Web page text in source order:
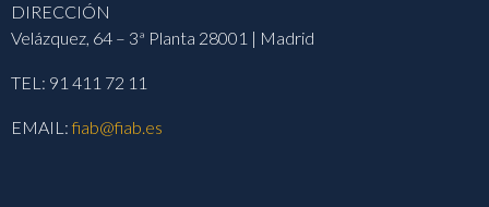
DIRECCIÓN
Velázquez, 64 – 3ª Planta 28001 | Madrid
TEL: 91 411 72 11
EMAIL:fiab@fiab.es